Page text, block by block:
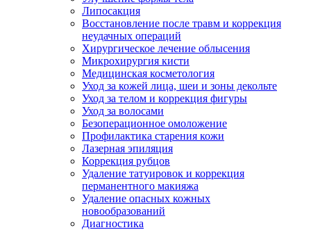
Липосакция
Восстановление после травм и коррекция
неудачных операций
Хирургическое лечение облысения
Микрохирургия кисти
Медицинская косметология
Уход за кожей лица, шеи и зоны декольте
Уход за телом и коррекция фигуры
Уход за волосами
Безоперационное омоложение
Профилактика старения кожи
Лазерная эпиляция
Коррекция рубцов
Удаление татуировок и коррекция
перманентного макияжа
Удаление опасных кожных
новообразований
Диагностика